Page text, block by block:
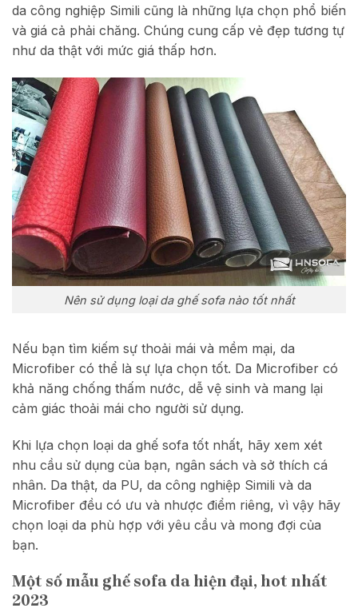
da công nghiệp Simili cũng là những lựa chọn phổ biến
và giá cả phải chăng. Chúng cung cấp vẻ đẹp tương tự
như da thật với mức giá thấp hơn.
Nên sử dụng loại da ghế sofa nào tốt nhất
Nếu bạn tìm kiếm sự thoải mái và mềm mại, da
Microfiber có thể là sự lựa chọn tốt. Da Microfiber có
khả năng chống thấm nước, dễ vệ sinh và mang lại
cảm giác thoải mái cho người sử dụng.
Khi lựa chọn loại da ghế sofa tốt nhất, hãy xem xét
nhu cầu sử dụng của bạn, ngân sách và sở thích cá
nhân. Da thật, da PU, da công nghiệp Simili và da
Microfiber đều có ưu và nhược điểm riêng, vì vậy hãy
chọn loại da phù hợp với yêu cầu và mong đợi của
bạn.
Một số mẫu ghế sofa da hiện đại, hot nhất
2023